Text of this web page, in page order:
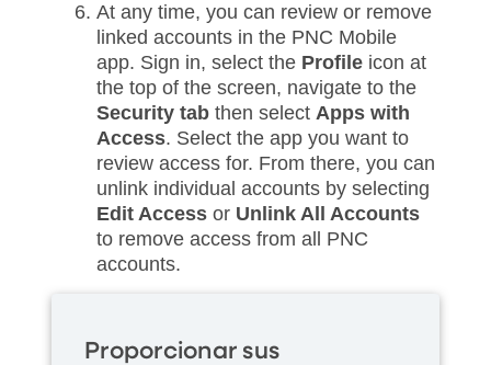
At any time, you can review or remove
linked accounts in the PNC Mobile
app. Sign in, select the Profile icon at
the top of the screen, navigate to the
Security tab then select Apps with
Access. Select the app you want to
review access for. From there, you can
unlink individual accounts by selecting
Edit Access or Unlink All Accounts
to remove access from all PNC
accounts.
Proporcionar sus